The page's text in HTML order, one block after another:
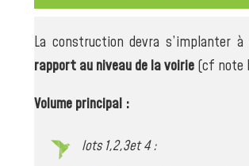
La construction devra s’implanter à
rapport au niveau de la voirie (cf note
Volume principal :
lots 1,2,3et 4 :